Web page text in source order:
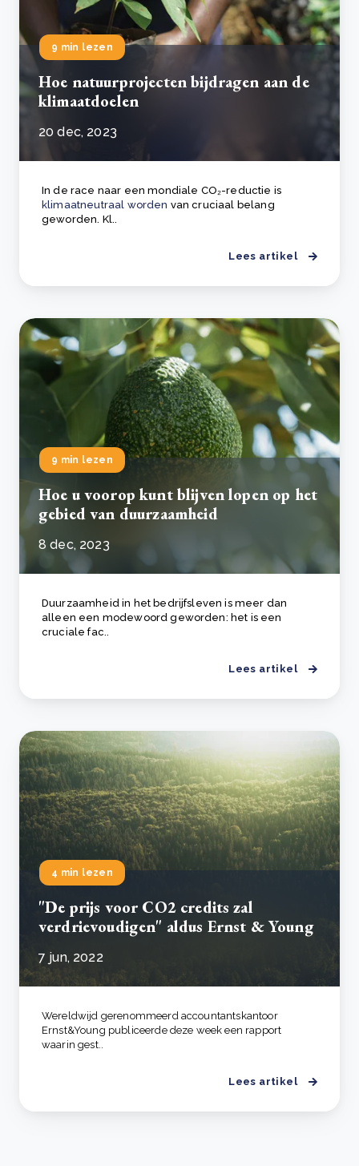
9 min lezen
Hoe natuurprojecten bijdragen aan de
klimaatdoelen
20 dec, 2023
In de race naar een mondiale CO₂-reductie is
klimaatneutraal worden van cruciaal belang
geworden. Kl..
Lees artikel
9 min lezen
Hoe u voorop kunt blijven lopen op het
gebied van duurzaamheid
8 dec, 2023
Duurzaamheid in het bedrijfsleven is meer dan
alleen een modewoord geworden: het is een
cruciale fac..
Lees artikel
4 min lezen
"De prijs voor CO2 credits zal
verdrievoudigen" aldus Ernst & Young
7 jun, 2022
Wereldwijd gerenommeerd accountantskantoor
Ernst&Young publiceerde deze week een rapport
waarin gest..
Lees artikel